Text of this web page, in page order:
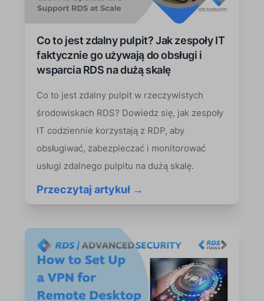
Co to jest zdalny pulpit? Jak zespoły IT
faktycznie go używają do obsługi i
wsparcia RDS na dużą skalę
Co to jest zdalny pulpit w rzeczywistych
środowiskach RDS? Dowiedz się, jak zespoły
IT codziennie korzystają z RDP, aby
obsługiwać, zabezpieczać i monitorować
usługi zdalnego pulpitu na dużą skalę.
Przeczytaj artykuł →